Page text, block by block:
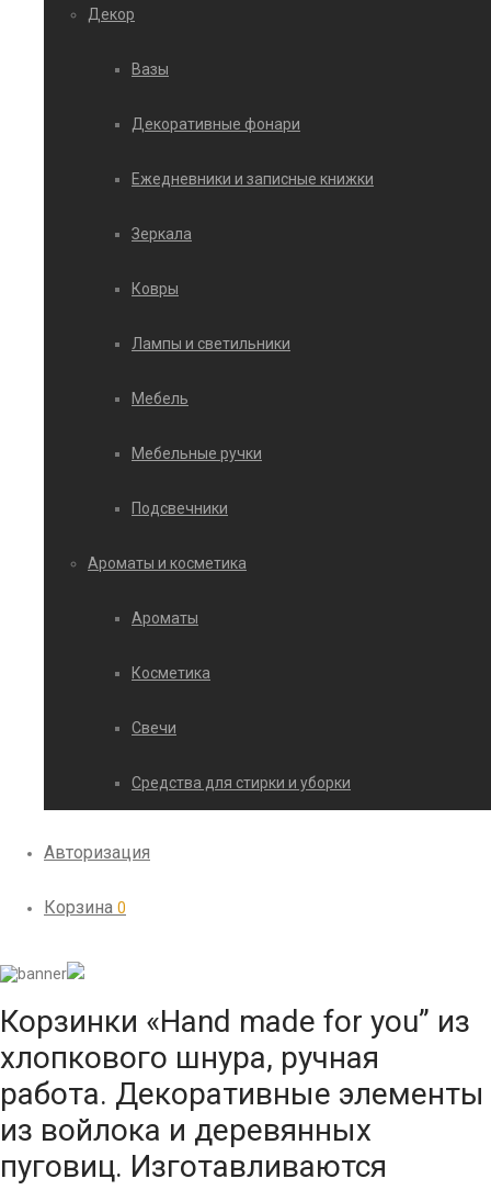
Декор
Вазы
Декоративные фонари
Ежедневники и записные книжки
Зеркала
Ковры
Лампы и светильники
Мебель
Мебельные ручки
Подсвечники
Ароматы и косметика
Ароматы
Косметика
Свечи
Средства для стирки и уборки
Авторизация
Корзина 0
Корзинки «Hand made for you” из
хлопкового шнура, ручная
работа. Декоративные элементы
из войлока и деревянных
пуговиц. Изготавливаются